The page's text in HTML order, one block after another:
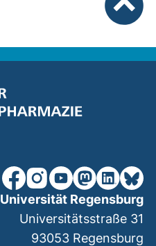
unsere Facebook-Seite
unsere Instagram-
unsere YouTube-
unsereunsere
Universität Regensburg
Universitätsstraße 31
93053 Regensburg